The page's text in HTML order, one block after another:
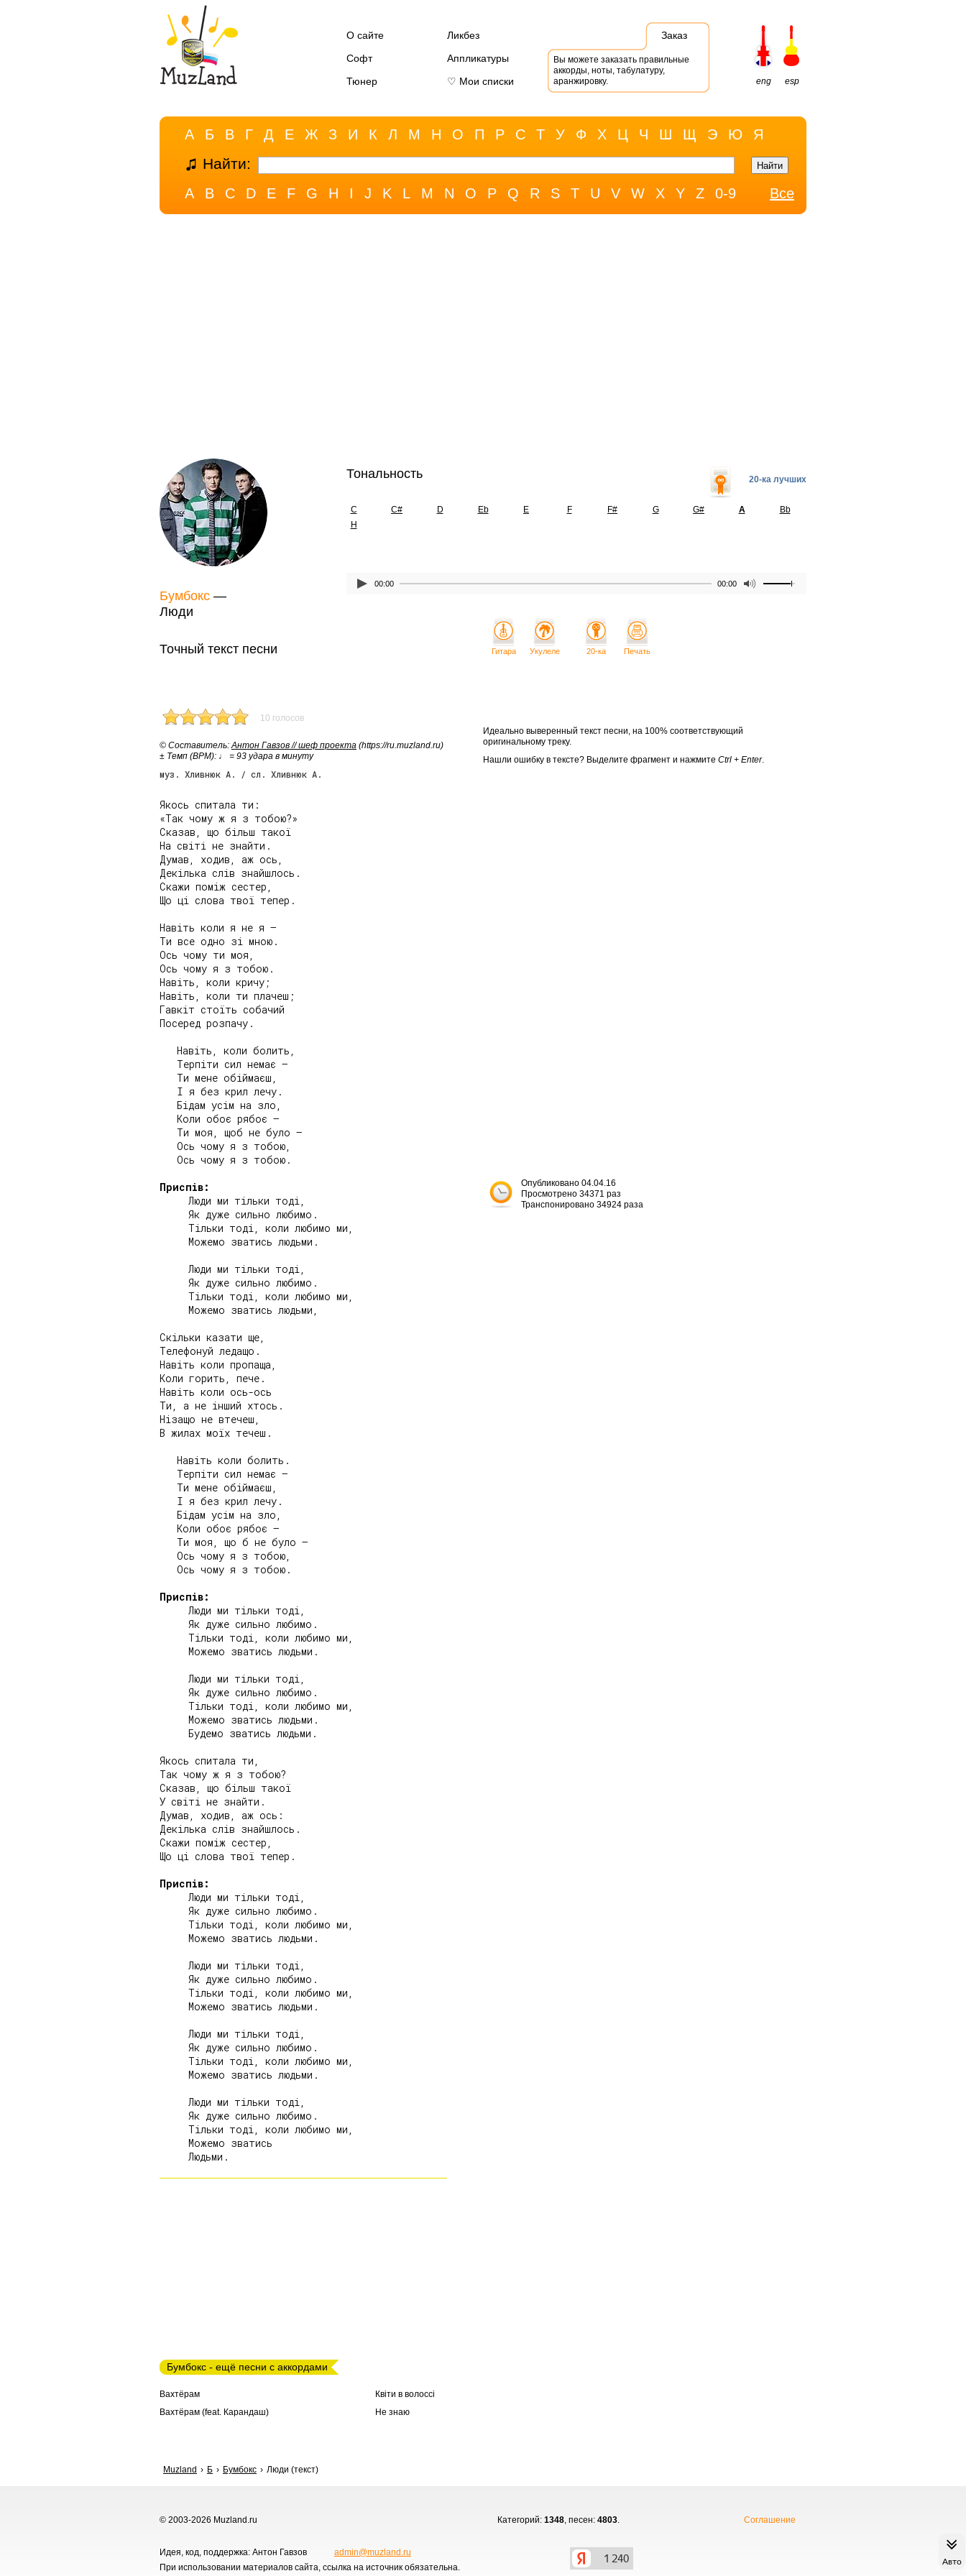
О сайте
Ликбез
Софт
Аппликатуры
Тюнер
♡ Мои списки
Заказ
Вы можете заказать правильные
аккорды, ноты, табулатуру,
аранжировку.
eng esp
А Б В Г Д Е Ж З И К Л М Н О П Р С Т У Ф Х Ц Ч Ш Щ Э Ю Я
Найти:
A B C D E F G H I J K L M N O P Q R S T U V W X Y Z 0-9 Все
Бумбокс —
Люди
Тональность 20-ка лучших
C C# D Eb E F F# G G# A
Bb
H
00:00 00:00
Точный текст песни
10 голосов
Авто
© Cоставитель:Антон Гавзов // шеф проекта (https://ru.muzland.ru)
± Темп (BPM): ♩ = 93 удара в минуту
муз. Хливнюк А. / сл. Хливнюк А.
Якось спитала ти:
«Так чому ж я з тобою?»
Сказав, що більш такої
На світі не знайти.
Думав, ходив, аж ось,
Декілька слів знайшлось.
Скажи поміж сестер,
Що ці слова твої тепер.
Навіть коли я не я –
Ти все одно зі мною.
Ось чому ти моя,
Ось чому я з тобою.
Навіть, коли кричу;
Навіть, коли ти плачеш;
Гавкіт стоїть собачий
Посеред розпачу.
   Навіть, коли болить,
   Терпіти сил немає –
   Ти мене обіймаєш,
   І я без крил лечу.
   Бідам усім на зло,
   Коли обоє рябоє –
   Ти моя, щоб не було –
   Ось чому я з тобою,
   Ось чому я з тобою.
Приспів:
     Люди ми тільки тоді,
     Як дуже сильно любимо.
     Тільки тоді, коли любимо ми,
     Можемо зватись людьми.
     Люди ми тільки тоді,
     Як дуже сильно любимо.
     Тільки тоді, коли любимо ми,
     Можемо зватись людьми,
Скільки казати ще,
Телефонуй ледащо.
Навіть коли пропаща,
Коли горить, пече.
Навіть коли ось-ось
Ти, а не інший хтось.
Нізащо не втечеш,
В жилах моїх течеш.
   Навіть коли болить.
   Терпіти сил немає –
   Ти мене обіймаєш,
   І я без крил лечу.
   Бідам усім на зло,
   Коли обоє рябоє –
   Ти моя, що б не було –
   Ось чому я з тобою,
   Ось чому я з тобою.
Приспів:
     Люди ми тільки тоді,
     Як дуже сильно любимо.
     Тільки тоді, коли любимо ми,
     Можемо зватись людьми.
     Люди ми тільки тоді,
     Як дуже сильно любимо.
     Тільки тоді, коли любимо ми,
     Можемо зватись людьми.
     Будемо зватись людьми.
Якось спитала ти,
Так чому ж я з тобою?
Сказав, що більш такої
У світі не знайти.
Думав, ходив, аж ось:
Декілька слів знайшлось.
Скажи поміж сестер,
Що ці слова твої тепер.
Приспів:
     Люди ми тільки тоді,
     Як дуже сильно любимо.
     Тільки тоді, коли любимо ми,
     Можемо зватись людьми.
     Люди ми тільки тоді,
     Як дуже сильно любимо.
     Тільки тоді, коли любимо ми,
     Можемо зватись людьми.
     Люди ми тільки тоді,
     Як дуже сильно любимо.
     Тільки тоді, коли любимо ми,
     Можемо зватись людьми.
     Люди ми тільки тоді,
     Як дуже сильно любимо.
     Тільки тоді, коли любимо ми,
     Можемо зватись
Гитара Укулеле 20-ка Печать
Идеально выверенный текст песни, на 100% соответствующий
оригинальному треку.
Нашли ошибку в тексте? Выделите фрагмент и нажмите Ctrl + Enter.
Опубликовано 04.04.16
Просмотрено 34371 раз
Транспонировано 34924 раза
Бумбокс - ещё песни с аккордами
Вахтёрам
Вахтёрам (feat. Карандаш)
Квiти в волоссi
Не знаю
Muzland Б Бумбокс Люди (текст)
© 2003-2026 Muzland.ru Категорий: 1348, песен: 4803. Соглашение
Идея, код, поддержка: Антон Гавзов
admin@muzland.ru
При использовании материалов сайта, ссылка на источник обязательна.